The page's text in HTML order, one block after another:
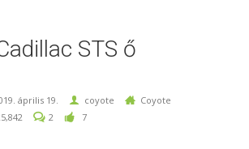
STS ő
április 19. coyote
Coyote
2 7